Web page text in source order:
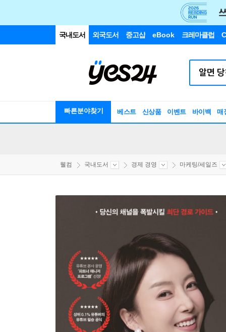
국내도서 외국도서 중고샵 eBook 크레마클럽
빠른분야찾기 베스트 신상품 이벤트 바이백 매
웰컴 국내도서 경제 경영 마케팅/세일즈